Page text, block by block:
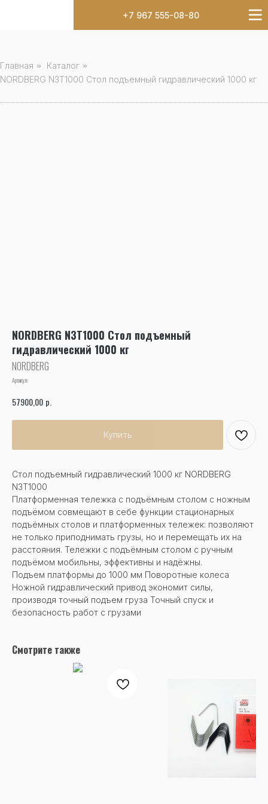
+7 967 555-08-80
Главная » Каталог »
NORDBERG N3T1000 Стол подъемный гидравлический 1000 кг
NORDBERG N3T1000 Стол подъемный
гидравлический 1000 кг
NORDBERG
Артикул:
57900,00 р.
Купить
Стол подъемный гидравлический 1000 кг NORDBERG
N3T1000
Платформенная тележка с подъёмным столом с ножным
подъёмом совмещают в себе функции стационарных
подъёмных столов и платформенных тележек: позволяют
не только приподнимать грузы, но и перемещать их на
расстояния. Тележки с подъёмным столом с ручным
подъёмом мобильны, эффективны и надёжны.
Подъем платформы до 1000 мм Поворотные колеса
Ножной гидравлический привод экономит силы,
производя точный подъем груза Точный спуск и
безопасность работ с грузами
Смотрите также